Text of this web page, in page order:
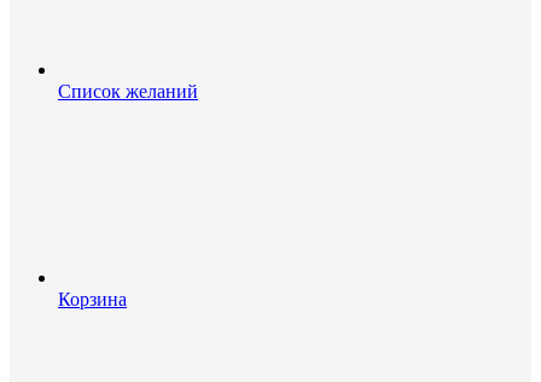
Список желаний
Корзина